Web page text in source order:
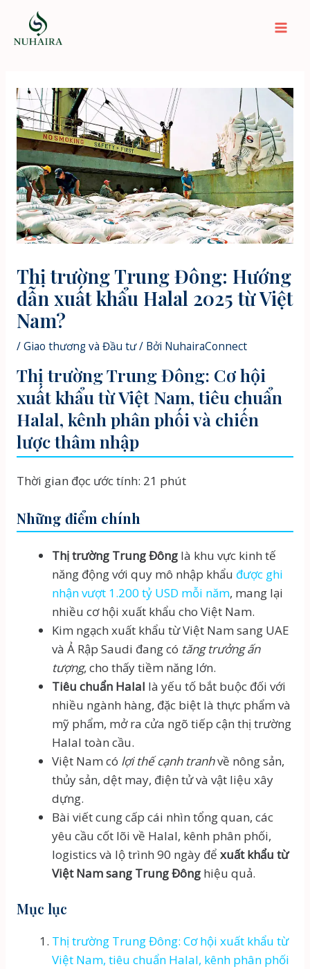
nội
Thị trường Trung Đông: Hướng
dẫn xuất khẩu Halal 2025 từ Việt
Nam?
/Giao thương và Đầu tư/ Bởi NuhairaConnect
Thị trường Trung Đông: Cơ hội
xuất khẩu từ Việt Nam, tiêu chuẩn
Halal, kênh phân phối và chiến
lược thâm nhập
Thời gian đọc ước tính: 21 phút
Những điểm chính
Thị trường Trung Đônglà khu vực kinh tế
năng động với quy mô nhập khẩu được ghi
nhận vượt 1.200 tỷ USD mỗi năm, mang lại
nhiều cơ hội xuất khẩu cho Việt Nam.
Kim ngạch xuất khẩu từ Việt Nam sang UAE
và Ả Rập Saudi đang có tăng trưởng ấn
tượng, cho thấy tiềm năng lớn.
Tiêu chuẩn Halal là yếu tố bắt buộc đối với
nhiều ngành hàng, đặc biệt là thực phẩm và
mỹ phẩm, mở ra cửa ngõ tiếp cận thị trường
Halal toàn cầu.
Việt Nam có lợi thế cạnh tranhvề nông sản,
thủy sản, dệt may, điện tử và vật liệu xây
dựng.
Bài viết cung cấp cái nhìn tổng quan, các
yêu cầu cốt lõi về Halal, kênh phân phối,
logistics và lộ trình 90 ngày để xuất khẩu từ
Việt Nam sang Trung Đônghiệu quả.
Mục lục
Thị trường Trung Đông: Cơ hội xuất khẩu từ
Việt Nam, tiêu chuẩn Halal, kênh phân phối